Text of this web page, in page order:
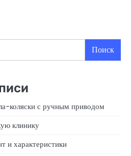
Поиск
коляски с ручным приводом
клинику
и характеристики